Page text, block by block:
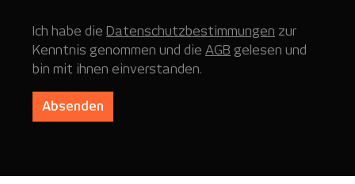
Ich habe die Datenschutzbestimmungen zur
Kenntnis genommen und die AGB gelesen und
bin mit ihnen einverstanden.
Absenden